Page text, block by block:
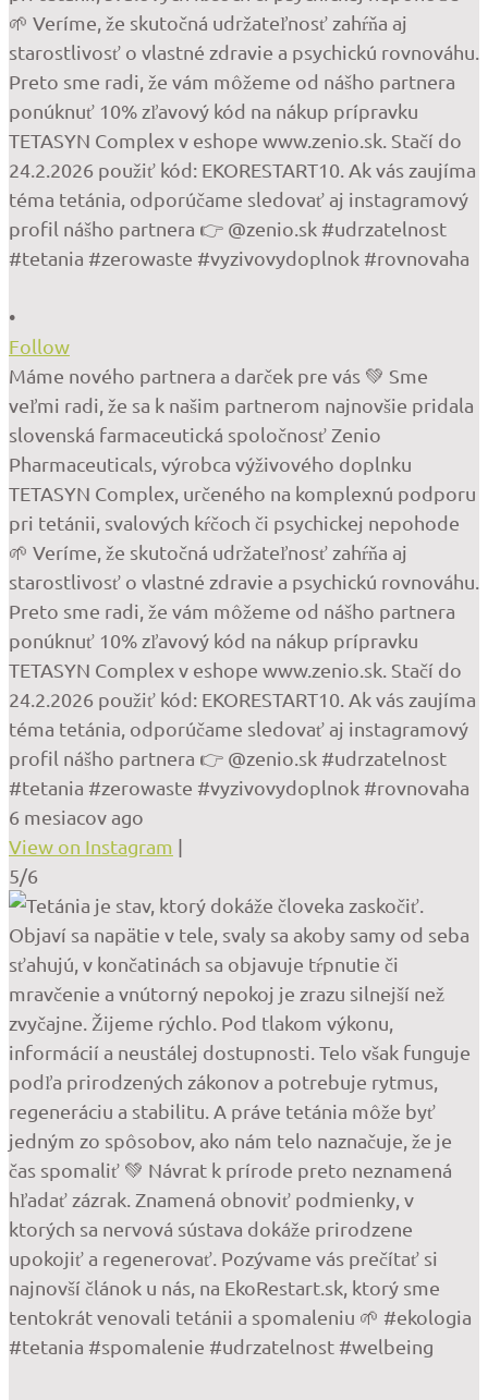
•
Follow
Máme nového partnera a darček pre vás 💚 Sme
veľmi radi, že sa k našim partnerom najnovšie pridala
slovenská farmaceutická spoločnosť Zenio
Pharmaceuticals, výrobca výživového doplnku
TETASYN Complex, určeného na komplexnú podporu
pri tetánii, svalových kŕčoch či psychickej nepohode
🌱 Veríme, že skutočná udržateľnosť zahŕňa aj
starostlivosť o vlastné zdravie a psychickú rovnováhu.
Preto sme radi, že vám môžeme od nášho partnera
ponúknuť 10% zľavový kód na nákup prípravku
TETASYN Complex v eshope www.zenio.sk. Stačí do
24.2.2026 použiť kód: EKORESTART10. Ak vás zaujíma
téma tetánia, odporúčame sledovať aj instagramový
profil nášho partnera 👉 @zenio.sk #udrzatelnost
#tetania #zerowaste #vyzivovydoplnok #rovnovaha
6 mesiacov ago
View on Instagram |
5/6